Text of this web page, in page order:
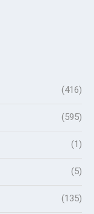
(416)
(595)
(1)
(5)
(135)